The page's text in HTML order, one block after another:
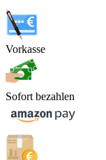
Vorkasse
Sofort bezahlen